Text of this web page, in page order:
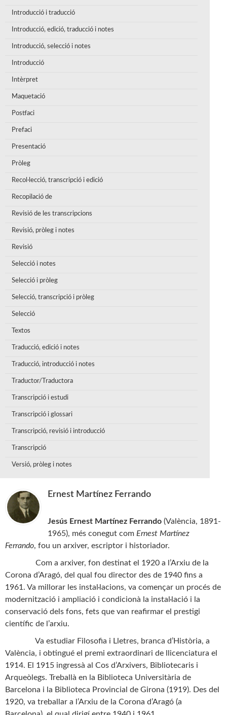
Introducció i traducció
Introducció, edició, traducció i notes
Introducció, selecció i notes
Introducció
Intèrpret
Maquetació
Postfaci
Prefaci
Presentació
Pròleg
Recol·lecció, transcripció i edició
Recopilació de
Revisió de les transcripcions
Revisió, pròleg i notes
Revisió
Selecció i notes
Selecció i pròleg
Selecció, transcripció i pròleg
Selecció
Textos
Traducció, edició i notes
Traducció, introducció i notes
Traductor/Traductora
Transcripció i estudi
Transcripció i glossari
Transcripció, revisió i introducció
Transcripció
Versió, pròleg i notes
Ernest Martínez Ferrando
Jesús Ernest Martínez Ferrando (València, 1891-
1965), més conegut com Ernest Martínez
Ferrando, fou un arxiver, escriptor i historiador.
Com a arxiver, fon destinat el 1920 a l’Arxiu de la
Corona d’Aragó, del qual fou director des de 1940 fins a
1961. Va millorar les instal·lacions, va començar un procés de
modernització i ampliació i condicionà la instal·lació i la
conservació dels fons, fets que van reafirmar el prestigi
científic de l’arxiu.
Va estudiar Filosofia i Lletres, branca d’Història, a
València, i obtingué el premi extraordinari de llicenciatura el
1914. El 1915 ingressà al Cos d’Arxivers, Bibliotecaris i
Arqueòlegs. Treballà en la Biblioteca Universitària de
Barcelona i la Biblioteca Provincial de Girona (1919). Des del
1920, va treballar a l’Arxiu de la Corona d’Aragó (a